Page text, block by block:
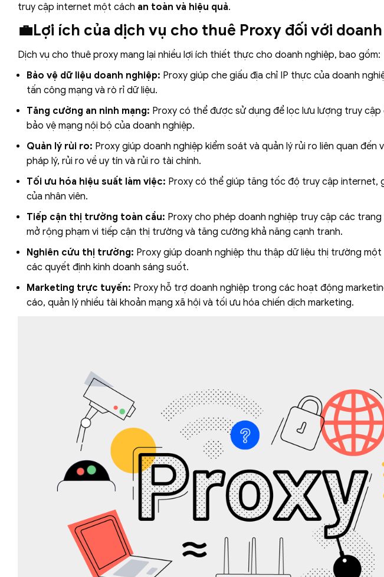
truy cập internet một cách an toàn và hiệu quả.
💼Lợi ích của dịch vụ cho thuê Proxy đối với
Dịch vụ cho thuê proxy mang lại nhiều lợi ích thiết thực cho doanh nghiệp, bao gồm:
Bảo vệ dữ liệu doanh nghiệp: Proxy giúp che giấu địa chỉ IP thực của doanh
tấn công mạng và rò rỉ dữ liệu.
Tăng cường an ninh mạng: Proxy có thể được sử dụng để lọc lưu lượng truy
bảo vệ mạng nội bộ của doanh nghiệp.
Quản lý rủi ro: Proxy giúp doanh nghiệp kiểm soát và quản lý rủi ro liên quan
pháp lý, rủi ro về uy tín và rủi ro tài chính.
Tối ưu hóa hiệu suất làm việc: Proxy có thể giúp tăng tốc độ truy cập internet,
của nhân viên.
Tiếp cận thị trường toàn cầu: Proxy cho phép doanh nghiệp truy cập các
mở rộng phạm vi tiếp cận thị trường và tăng cường khả năng cạnh tranh.
Nghiên cứu thị trường: Proxy giúp doanh nghiệp thu thập dữ liệu thị trường
các quyết định kinh doanh sáng suốt.
Marketing trực tuyến: Proxy hỗ trợ doanh nghiệp trong các hoạt động
cáo, quản lý nhiều tài khoản mạng xã hội và tối ưu hóa chiến dịch marketing.